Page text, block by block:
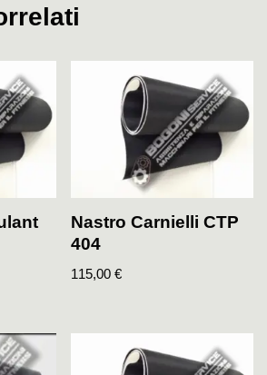
Nastro Carnielli CTP
404
115,00€